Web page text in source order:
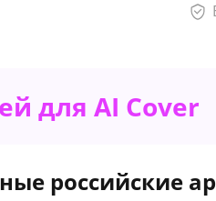
для AI Cover
российские